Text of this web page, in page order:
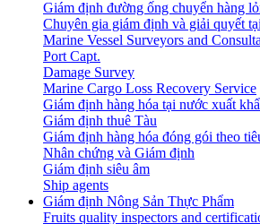
Giám định đường ống chuyển hàng
Chuyên gia giám định và giải quyết
Marine Vessel Surveyors and
Port Capt.
Damage Survey
Marine Cargo Loss Recovery Service
Giám định hàng hóa tại nước xuất
Giám định thuê Tàu
Giám định hàng hóa đóng gói theo
Nhân chứng và Giám định
Giám định siêu âm
Ship agents
Giám định Nông Sản Thực Phẩm
Fruits quality inspectors and